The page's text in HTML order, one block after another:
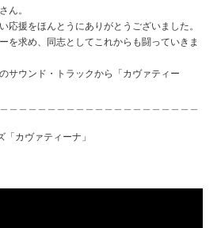
ん。
応援をほんとうにありがとうございました。
を求め、同志としてこれからも闘っていきま
サウンド・トラックから「カヴァティー
ヤーズ「カヴァティーナ」